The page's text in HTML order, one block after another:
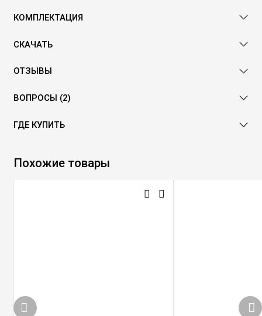
КОМПЛЕКТАЦИЯ
СКАЧАТЬ
ОТЗЫВЫ
ВОПРОСЫ (2)
ГДЕ КУПИТЬ
Похожие товары